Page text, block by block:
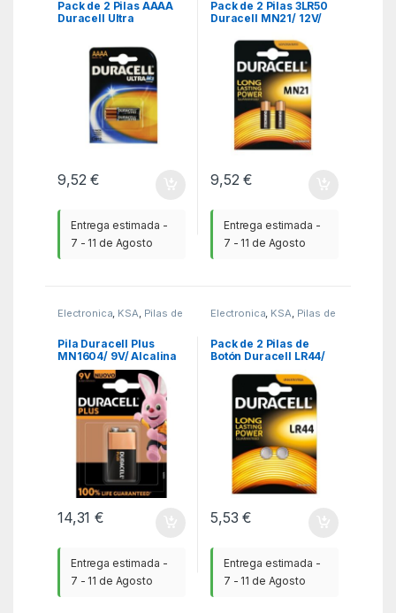
Pack de 2 Pilas AAAA
Duracell Ultra
9,52€
Entrega estimada -
7 - 11 de Agosto
Pack de 2 Pilas 3LR50
Duracell MN21/ 12V/
9,52€
Entrega estimada -
7 - 11 de Agosto
Electronica, KSA, Pilas de
Pila Duracell Plus
MN1604/ 9V/ Alcalina
14,31€
Entrega estimada -
7 - 11 de Agosto
Electronica, KSA, Pilas de
Pack de 2 Pilas de
Botón Duracell LR44/
5,53€
Entrega estimada -
7 - 11 de Agosto